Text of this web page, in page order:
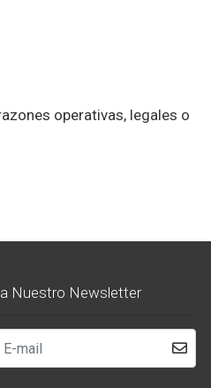
operativas, legales o
Nuestro Newsletter